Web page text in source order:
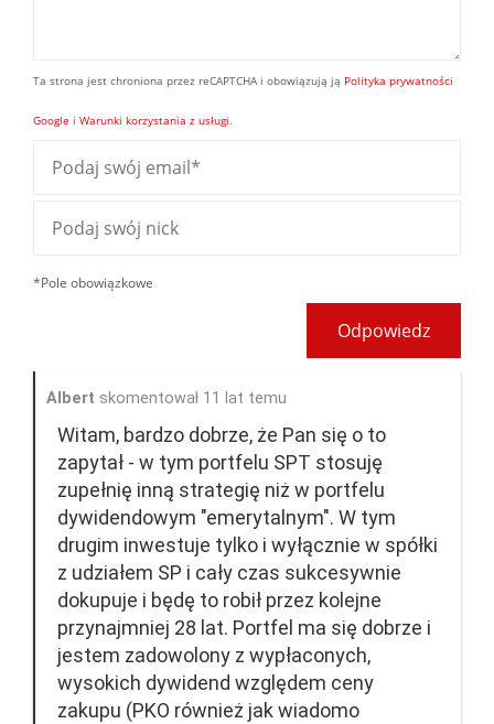
Ta strona jest chroniona przez reCAPTCHA i obowiązują ją Polityka prywatności
Google i Warunki korzystania z usługi.
*Pole obowiązkowe
Odpowiedz
Albert skomentował 11 lat temu
Witam, bardzo dobrze, że Pan się o to
zapytał - w tym portfelu SPT stosuję
zupełnię inną strategię niż w portfelu
dywidendowym "emerytalnym". W tym
drugim inwestuje tylko i wyłącznie w spółki
z udziałem SP i cały czas sukcesywnie
dokupuje i będę to robił przez kolejne
przynajmniej 28 lat. Portfel ma się dobrze i
jestem zadowolony z wypłaconych,
wysokich dywidend względem ceny
zakupu (PKO również jak wiadomo